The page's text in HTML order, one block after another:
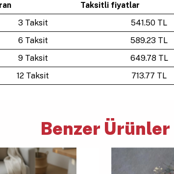
Taksitli fiyatlar
3 Taksit
541.50 TL
6 Taksit
589.23 TL
9 Taksit
649.78 TL
12 Taksit
713.77 TL
Benzer Ürünler